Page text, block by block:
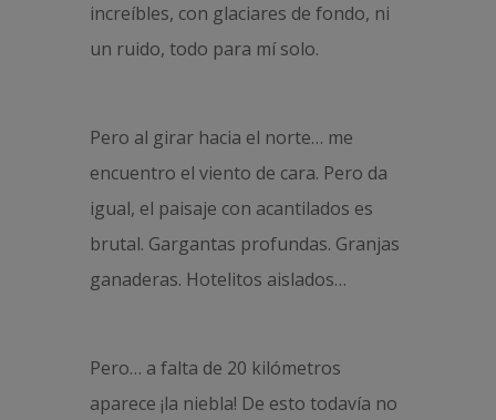
increíbles, con glaciares de fondo, ni
un ruido, todo para mí solo.
Pero al girar hacia el norte… me
encuentro el viento de cara. Pero da
igual, el paisaje con acantilados es
brutal. Gargantas profundas. Granjas
ganaderas. Hotelitos aislados…
Pero… a falta de 20 kilómetros
aparece ¡la niebla! De esto todavía no